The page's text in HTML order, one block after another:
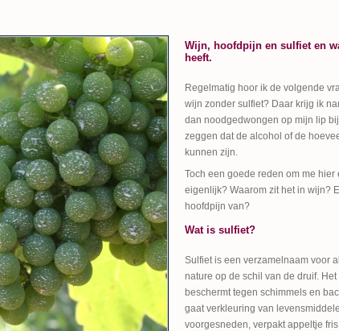
Wijn, hoofdpijn en sulfiet en
heeft.
Regelmatig hoor ik de volgende
wijn zonder sulfiet? Daar krijg ik
dan noodgedwongen op mijn lip
zeggen dat de alcohol of de
kunnen zijn.
Toch een goede reden om me
eigenlijk? Waarom zit het in wijn?
hoofdpijn van?
Wat is sulfiet?
Sulfiet is een verzamelnaam voor
nature op de schil van de druif.
beschermt tegen schimmels en
gaat verkleuring van
voorgesneden, verpakt appeltje